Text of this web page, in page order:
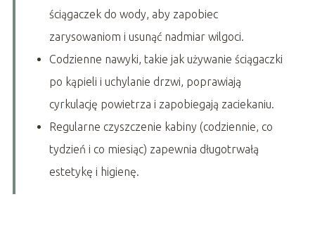
ściągaczek do wody, aby zapobiec
zarysowaniom i usunąć nadmiar wilgoci.
Codzienne nawyki, takie jak używanie ściągaczki
po kąpieli i uchylanie drzwi, poprawiają
cyrkulację powietrza i zapobiegają zaciekaniu.
Regularne czyszczenie kabiny (codziennie, co
tydzień i co miesiąc) zapewnia długotrwałą
estetykę i higienę.